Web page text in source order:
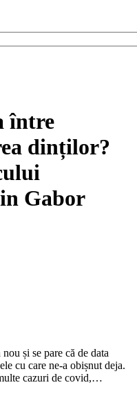
între
dinților?
Gabor
și se pare că de data
cu care ne-a obișnut deja.
cazuri de covid,…